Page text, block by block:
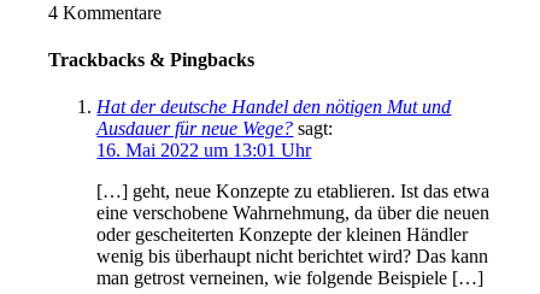
4 Kommentare
Trackbacks & Pingbacks
Hat der deutsche Handel den nötigen Mut und
Ausdauer für neue Wege? sagt:
16. Mai 2022 um 13:01 Uhr
[…] geht, neue Konzepte zu etablieren. Ist das etwa
eine verschobene Wahrnehmung, da über die neuen
oder gescheiterten Konzepte der kleinen Händler
wenig bis überhaupt nicht berichtet wird? Das kann
man getrost verneinen, wie folgende Beispiele […]